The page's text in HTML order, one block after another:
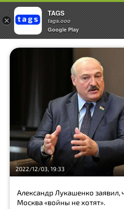
×
TAGS
tags.ooo
Google Play
Пользовательское
соглашение
English
Русский
2022/12/03, 19:33
Александр Лукашенко заявил,
Москва «войны не хотят».